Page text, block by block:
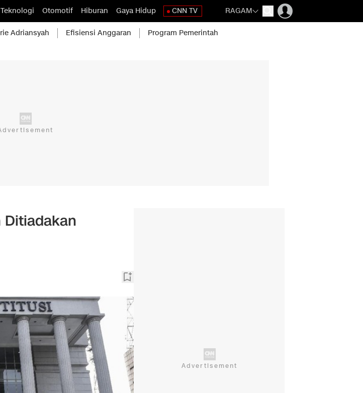
Teknologi Otomotif Hiburan Gaya Hidup CNN TV RAGAM
Adriansyah Efisiensi Anggaran Program Pemerintah
Ditiadakan